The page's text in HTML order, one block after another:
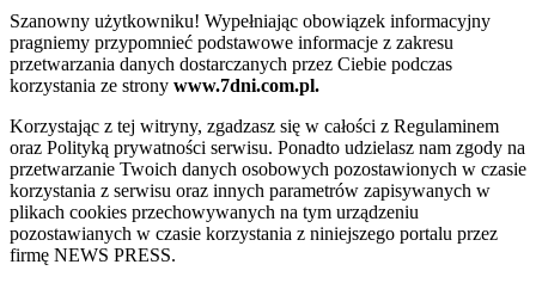
Szanowny użytkowniku! Wypełniając obowiązek informacyjny
pragniemy przypomnieć podstawowe informacje z zakresu
przetwarzania danych dostarczanych przez Ciebie podczas
korzystania ze strony www.7dni.com.pl.
Korzystając z tej witryny, zgadzasz się w całości z Regulaminem
oraz Polityką prywatności serwisu. Ponadto udzielasz nam zgody na
przetwarzanie Twoich danych osobowych pozostawionych w czasie
korzystania z serwisu oraz innych parametrów zapisywanych w
plikach cookies przechowywanych na tym urządzeniu
pozostawianych w czasie korzystania z niniejszego portalu przez
firmę NEWS PRESS.